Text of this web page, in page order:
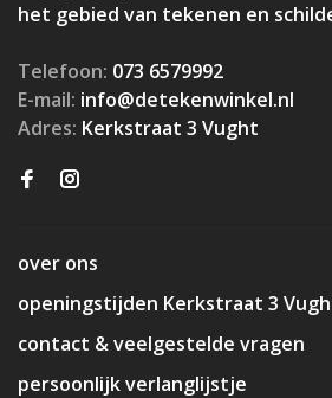
het gebied van tekenen en
Telefoon: 073 6579992
E-mail: info@detekenwinkel.nl
Adres: Kerkstraat 3 Vught
over ons
openingstijden Kerkstraat 3
contact & veelgestelde vragen
persoonlijk verlanglijstje